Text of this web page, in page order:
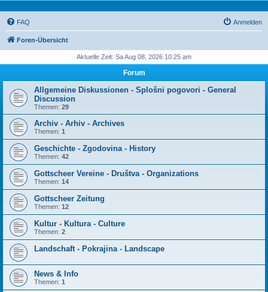
FAQ Anmelden
Foren-Übersicht
Aktuelle Zeit: Sa Aug 08, 2026 10:25 am
Forum
Allgemeine Diskussionen - Splošni pogovori - General
Discussion
Themen: 29
Archiv - Arhiv - Archives
Themen: 1
Geschichte - Zgodovina - History
Themen: 42
Gottscheer Vereine - Društva - Organizations
Themen: 14
Gottscheer Zeitung
Themen: 12
Kultur - Kultura - Culture
Themen: 2
Landschaft - Pokrajina - Landscape
News & Info
Themen: 1